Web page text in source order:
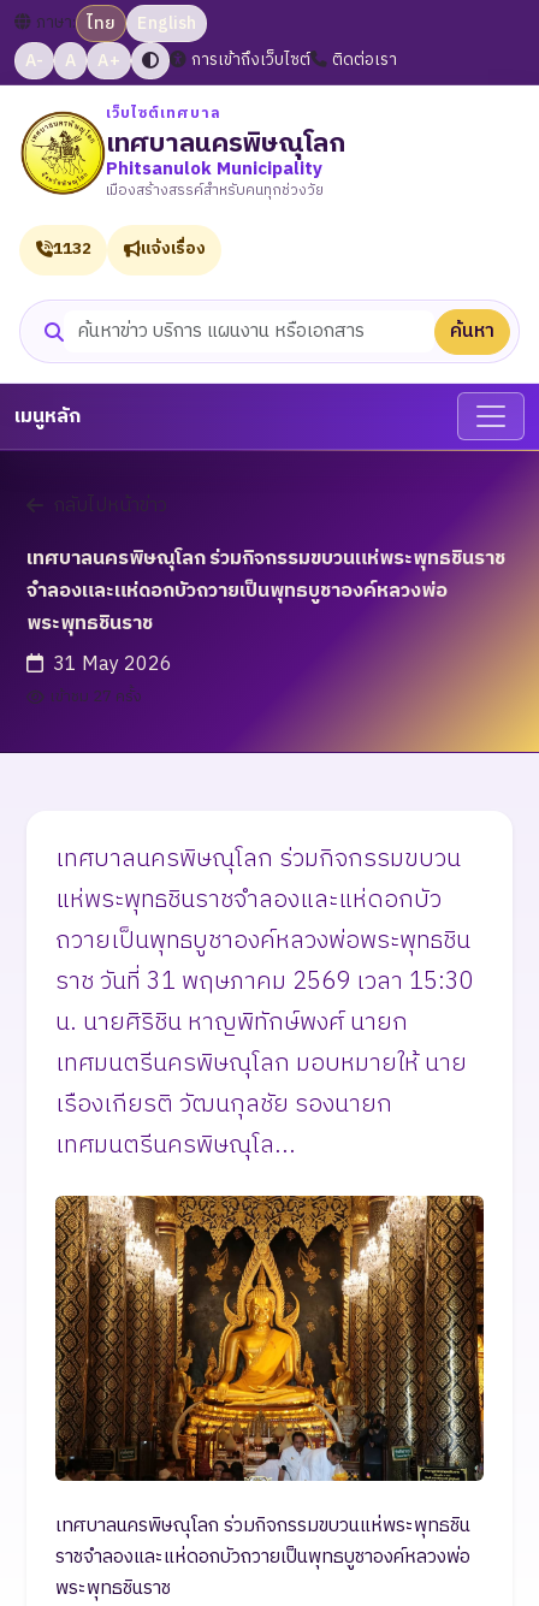
ภาษา: ไทย
English
A-
A A+ การเข้าถึงเว็บไซต์ ติดต่อเรา
เว็บไซต์เทศบาล
เทศบาลนครพิษณุโลก
Phitsanulok Municipality
เมืองสร้างสรรค์สำหรับคนทุกช่วงวัย
ค้นหาเว็บไซต์ ค้นหา
1132 แจ้งเรื่อง
เมนูหลัก
กลับไปหน้าข่าว
เทศบาลนครพิษณุโลก ร่วมกิจกรรมขบวนแห่พระพุทธชินราช
จำลองและแห่ดอกบัวถวายเป็นพุทธบูชาองค์หลวงพ่อ
พระพุทธชินราช
31 May 2026
เข้าชม 27 ครั้ง
เทศบาลนครพิษณุโลก ร่วมกิจกรรมขบวน
แห่พระพุทธชินราชจำลองและแห่ดอกบัว
ถวายเป็นพุทธบูชาองค์หลวงพ่อพระพุทธชิน
ราช วันที่ 31 พฤษภาคม 2569 เวลา 15:30
น. นายศิริชิน หาญพิทักษ์พงศ์ นายก
เทศมนตรีนครพิษณุโลก มอบหมายให้ นาย
เรืองเกียรติ วัฒนกุลชัย รองนายก
เทศมนตรีนครพิษณุโล...
เทศบาลนครพิษณุโลก ร่วมกิจกรรมขบวนแห่พระพุทธชิน
ราชจำลองและแห่ดอกบัวถวายเป็นพุทธบูชาองค์หลวงพ่อ
พระพุทธชินราช